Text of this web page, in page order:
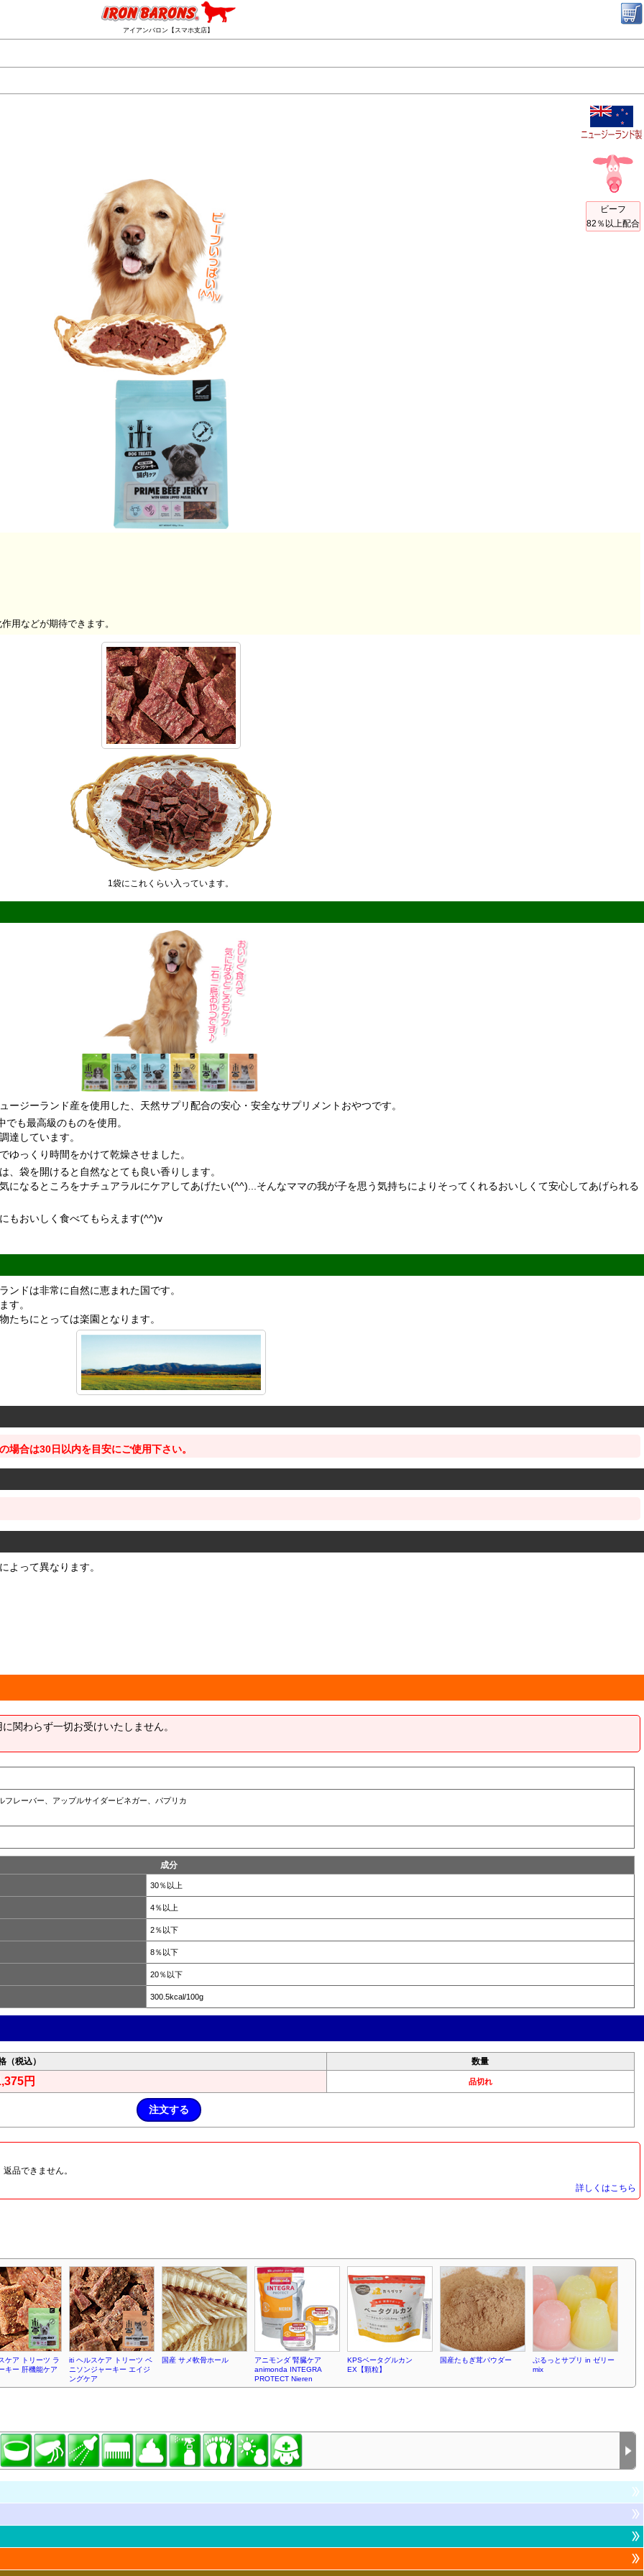
アイアンバロン【スマホ支店】
ビーフ
82％以上配合
用などが期待できます。
1袋にこれくらい入っています。
ジーランド産を使用した、天然サプリ配合の安心・安全なサプリメントおやつです。
も最高級のものを使用。
達しています。
っくり時間をかけて乾燥させました。
袋を開けると自然なとても良い香りします。
になるところをナチュアラルにケアしてあげたい(^^)...そんなママの我が子を思う気持ちによりそってくれるおいしくて安心してあげられる
もおいしく食べてもらえます(^^)v
ンドは非常に自然に恵まれた国です。
す。
たちにとっては楽園となります。
場合は30日以内を目安にご使用下さい。
よって異なります。
関わらず一切お受けいたしません。
レーバー、アップルサイダービネガー、パプリカ
成分
30％以上
4％以上
2％以下
8％以下
20％以下
300.5kcal/100g
（税込） 数量
円 品切れ
品できません。
詳しくはこちら
ケア トリーツ ラ
キー 肝機能ケア
iti ヘルスケア トリーツ ベ
ニソンジャーキー エイジ
ングケア
国産 サメ軟骨ホール
アニモンダ 腎臓ケア
animonda INTEGRA
PROTECT Nieren
KPSベータグルカン
EX【顆粒】
国産たもぎ茸パウダー
ぷるっとサプリ in ゼリー
mix